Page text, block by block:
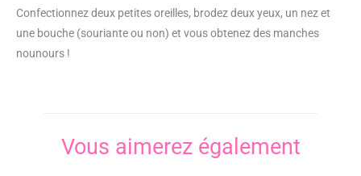
Confectionnez deux petites oreilles, brodez deux yeux, un nez et
une bouche (souriante ou non) et vous obtenez des manches
nounours !
Vous aimerez également